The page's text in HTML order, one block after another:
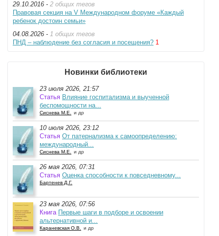
29.10.2016 - 2 общих тегов
Правовая секция на V Международном форуме «Каждый
ребенок достоин семьи»
04.08.2026 - 1 общих тегов
ПНД – наблюдение без согласия и посещения? 1
Новинки библиотеки
23 июля 2026, 21:57
Статья Влияние госпитализма и выученной
беспомощности на...
Сиснева М.Е. и др
10 июля 2026, 23:12
Статья От патернализма к самоопределению:
международный...
Сиснева М.Е. и др
26 мая 2026, 07:31
Статья Оценка способности к повседневному...
Бартенев Д.Г.
23 мая 2026, 07:56
Книга Первые шаги в подборе и освоении
альтернативной и...
Караневская О.В. и др